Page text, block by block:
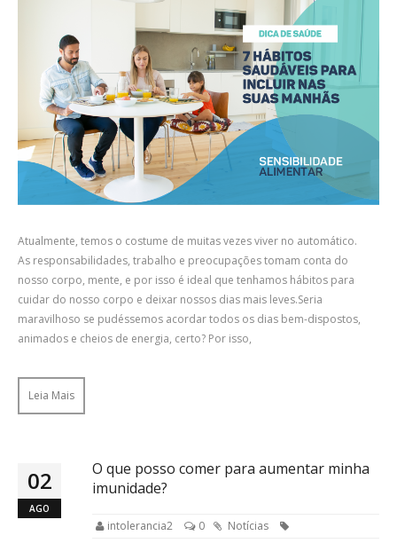
Atualmente, temos o costume de muitas vezes viver no automático.
As responsabilidades, trabalho e preocupações tomam conta do
nosso corpo, mente, e por isso é ideal que tenhamos hábitos para
cuidar do nosso corpo e deixar nossos dias mais leves.Seria
maravilhoso se pudéssemos acordar todos os dias bem-dispostos,
animados e cheios de energia, certo? Por isso,
Leia Mais
02
AGO
O que posso comer para aumentar minha
imunidade?
intolerancia2 0 Notícias